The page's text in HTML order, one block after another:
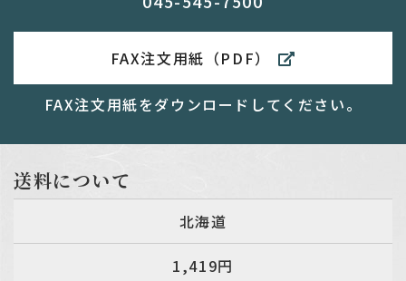
FAX注文用紙（PDF）
FAX注文用紙をダウンロードしてください。
送料について
北海道
1,419円